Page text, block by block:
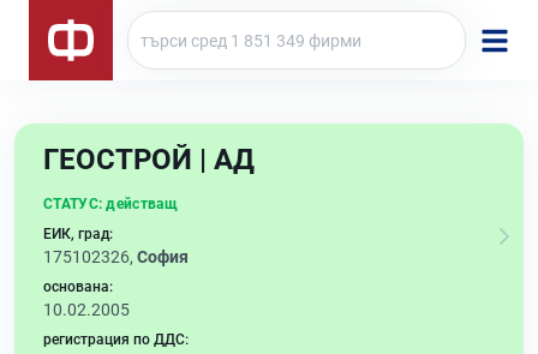
ГЕОСТРОЙ | АД
СТАТУС: действащ
ЕИК, град:
175102326, София
основана:
10.02.2005
регистрация по ДДС: